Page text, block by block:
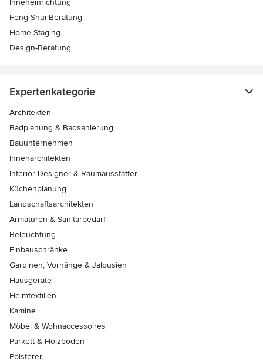
Feng Shui Beratung
Home Staging
Design-Beratung
Expertenkategorie
Architekten
Badplanung & Badsanierung
Bauunternehmen
Innenarchitekten
Interior Designer & Raumausstatter
Küchenplanung
Landschaftsarchitekten
Armaturen & Sanitärbedarf
Beleuchtung
Einbauschränke
Gardinen, Vorhänge & Jalousien
Hausgeräte
Heimtextilien
Kamine
Möbel & Wohnaccessoires
Parkett & Holzböden
Polsterer